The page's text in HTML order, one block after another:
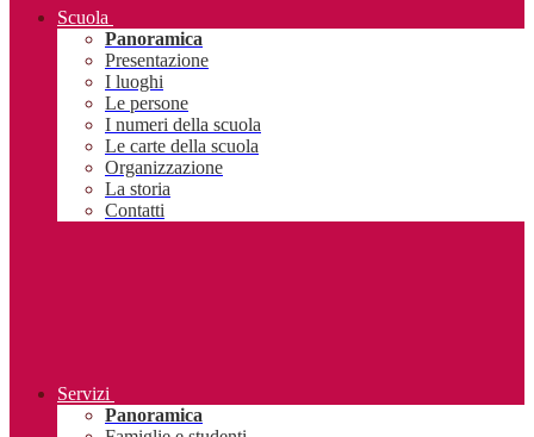
Scuola
Panoramica
Presentazione
I luoghi
Le persone
I numeri della scuola
Le carte della scuola
Organizzazione
La storia
Contatti
Servizi
Panoramica